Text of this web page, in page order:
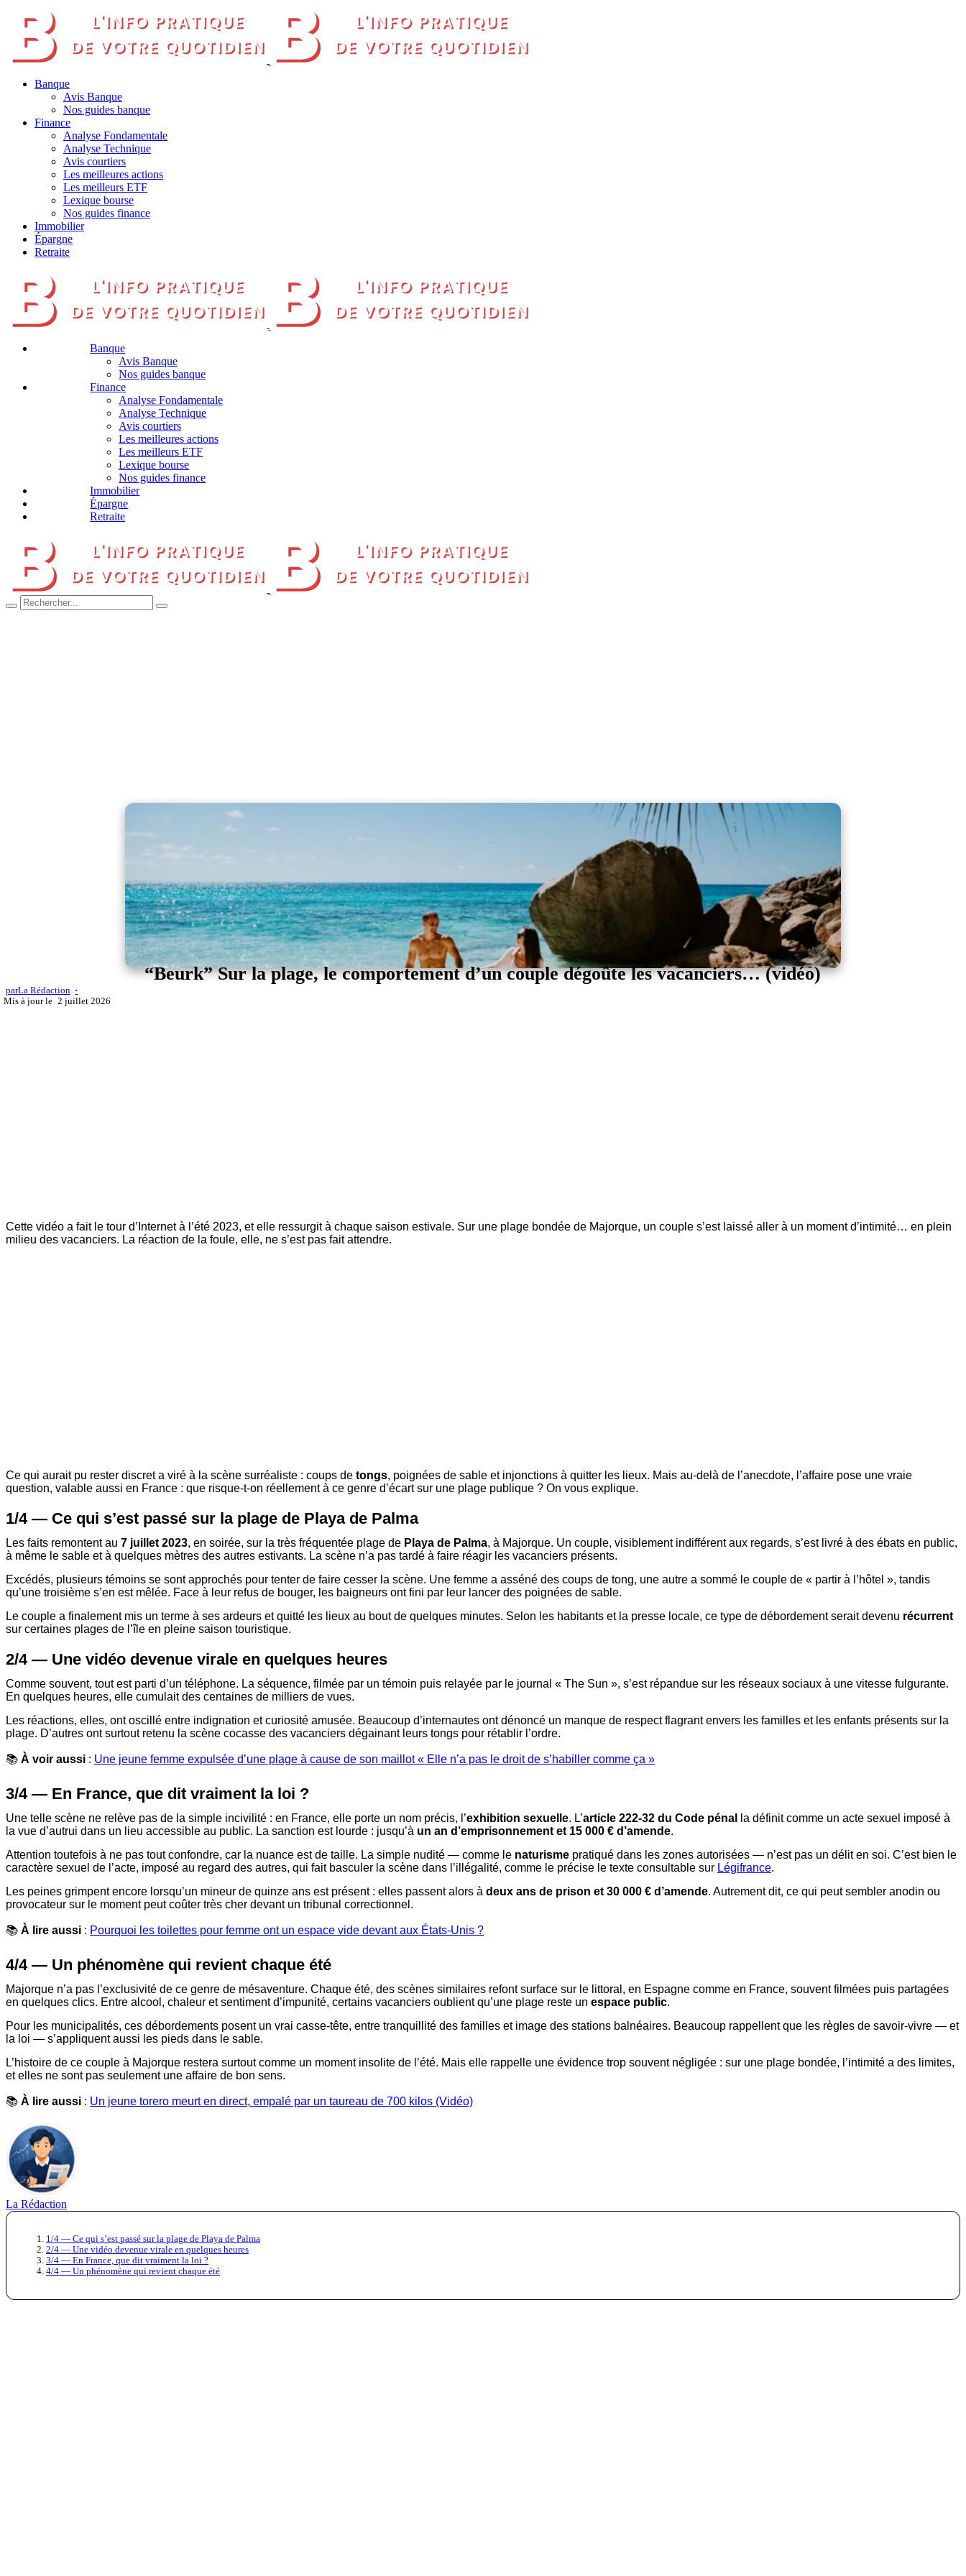
Banque
Avis Banque
Nos guides banque
Finance
Analyse Fondamentale
Analyse Technique
Avis courtiers
Les meilleures actions
Les meilleurs ETF
Lexique bourse
Nos guides finance
Immobilier
Épargne
Retraite
Banque
Avis Banque
Nos guides banque
Finance
Analyse Fondamentale
Analyse Technique
Avis courtiers
Les meilleures actions
Les meilleurs ETF
Lexique bourse
Nos guides finance
Immobilier
Épargne
Retraite
“Beurk” Sur la plage, le comportement d’un couple dégoûte les vacanciers… (vidéo)
parLa Rédaction
2 juillet 2026
Cette vidéo a fait le tour d’Internet à l’été 2023, et elle ressurgit à chaque saison estivale. Sur une plage bondée de Majorque, un couple s’est laissé aller à un moment d’intimité… en plein
milieu des vacanciers. La réaction de la foule, elle, ne s’est pas fait attendre.
Ce qui aurait pu rester discret a viré à la scène surréaliste : coups de tongs, poignées de sable et injonctions à quitter les lieux. Mais au-delà de l’anecdote, l’affaire pose une vraie
question, valable aussi en France : que risque-t-on réellement à ce genre d’écart sur une plage publique ? On vous explique.
1/4 — Ce qui s’est passé sur la plage de Playa de Palma
Les faits remontent au 7 juillet 2023, en soirée, sur la très fréquentée plage de Playa de Palma, à Majorque. Un couple, visiblement indifférent aux regards, s’est livré à des ébats en public,
à même le sable et à quelques mètres des autres estivants. La scène n’a pas tardé à faire réagir les vacanciers présents.
Excédés, plusieurs témoins se sont approchés pour tenter de faire cesser la scène. Une femme a asséné des coups de tong, une autre a sommé le couple de « partir à l’hôtel », tandis
qu’une troisième s’en est mêlée. Face à leur refus de bouger, les baigneurs ont fini par leur lancer des poignées de sable.
Le couple a finalement mis un terme à ses ardeurs et quitté les lieux au bout de quelques minutes. Selon les habitants et la presse locale, ce type de débordement serait devenu récurrent
sur certaines plages de l’île en pleine saison touristique.
2/4 — Une vidéo devenue virale en quelques heures
Comme souvent, tout est parti d’un téléphone. La séquence, filmée par un témoin puis relayée par le journal « The Sun », s’est répandue sur les réseaux sociaux à une vitesse fulgurante.
En quelques heures, elle cumulait des centaines de milliers de vues.
Les réactions, elles, ont oscillé entre indignation et curiosité amusée. Beaucoup d’internautes ont dénoncé un manque de respect flagrant envers les familles et les enfants présents sur la
plage. D’autres ont surtout retenu la scène cocasse des vacanciers dégainant leurs tongs pour rétablir l’ordre.
📚 À voir aussi : Une jeune femme expulsée d’une plage à cause de son maillot « Elle n’a pas le droit de s’habiller comme ça »
3/4 — En France, que dit vraiment la loi ?
Une telle scène ne relève pas de la simple incivilité : en France, elle porte un nom précis, l’exhibition sexuelle. L’article 222-32 du Code pénal
la définit comme un acte sexuel imposé à
la vue d’autrui dans un lieu accessible au public. La sanction est lourde : jusqu’à un an d’emprisonnement et 15 000 € d’amende.
Attention toutefois à ne pas tout confondre, car la nuance est de taille. La simple nudité — comme le naturisme pratiqué dans les zones autorisées — n’est pas un délit en soi. C’est bien le
caractère sexuel de l’acte, imposé au regard des autres, qui fait basculer la scène dans l’illégalité, comme le précise le texte consultable sur Légifrance.
Les peines grimpent encore lorsqu’un mineur de quinze ans est présent : elles passent alors à deux ans de prison et 30 000 € d’amende. Autrement dit, ce qui peut sembler anodin ou
provocateur sur le moment peut coûter très cher devant un tribunal correctionnel.
📚 À lire aussi : Pourquoi les toilettes pour femme ont un espace vide devant aux États-Unis ?
4/4 — Un phénomène qui revient chaque été
Majorque n’a pas l’exclusivité de ce genre de mésaventure. Chaque été, des scènes similaires refont surface sur le littoral, en Espagne comme en France, souvent filmées puis partagées
en quelques clics. Entre alcool, chaleur et sentiment d’impunité, certains vacanciers oublient qu’une plage reste un espace public.
Pour les municipalités, ces débordements posent un vrai casse-tête, entre tranquillité des familles et image des stations balnéaires. Beaucoup rappellent que les règles de savoir-vivre — et
la loi — s’appliquent aussi les pieds dans le sable.
L’histoire de ce couple à Majorque restera surtout comme un moment insolite de l’été. Mais elle rappelle une évidence trop souvent négligée : sur une plage bondée, l’intimité a des limites,
et elles ne sont pas seulement une affaire de bon sens.
📚 À lire aussi : Un jeune torero meurt en direct, empalé par un taureau de 700 kilos (Vidéo)
La Rédaction
1/4 — Ce qui s’est passé sur la plage de Playa de Palma
2/4 — Une vidéo devenue virale en quelques heures
3/4 — En France, que dit vraiment la loi ?
4/4 — Un phénomène qui revient chaque été